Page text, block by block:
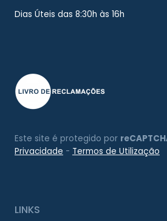
Dias Úteis das 8:30h às 16h
Este site é protegido por
Privacidade - Termos de Utilização
LINKS